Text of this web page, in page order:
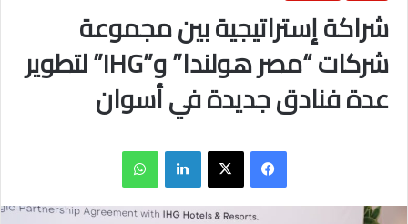
شراكة إستراتيجية بين مجموعة
شركات “مصر هولندا” و”IHG” لتطوير
عدة فنادق جديدة في أسوان
فيسبوك X لينكدإن